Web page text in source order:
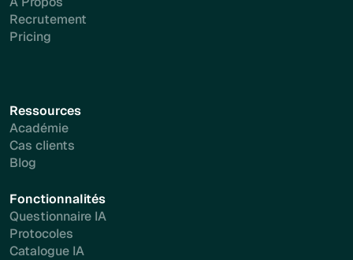
Recrutement
Pricing
Ressources
Académie
Cas clients
Blog
Fonctionnalités
Questionnaire IA
Protocoles
Catalogue IA